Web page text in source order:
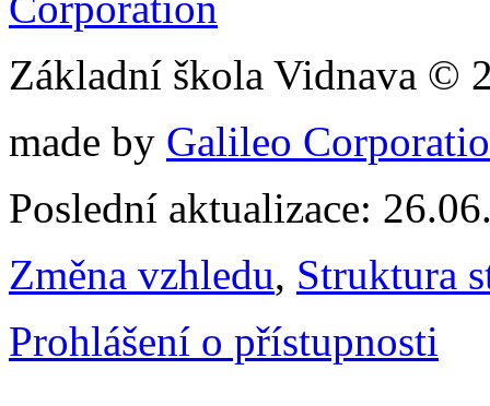
Základní škola Vidnava ©
made by Galileo
Poslední aktualizace:
Změna vzhledu, Struktura
Prohlášení o přístupnosti